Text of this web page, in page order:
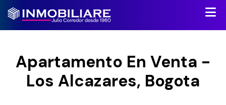
Apartamento En Venta -
Los Alcazares, Bogota